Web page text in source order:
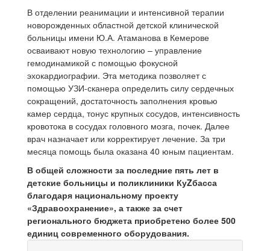
В отделении реанимации и интенсивной терапии
новорожденных областной детской клинической
больницы имени Ю.А. Атаманова в Кемерове
осваивают новую технологию – управление
гемодинамикой с помощью фокусной
эхокардиографии. Эта методика позволяет с
помощью УЗИ-сканера определить силу сердечных
сокращений, достаточность заполнения кровью
камер сердца, тонус крупных сосудов, интенсивность
кровотока в сосудах головного мозга, почек. Далее
врач назначает или корректирует лечение. За три
месяца помощь была оказана 40 юным пациентам.
В общей сложности за последние пять лет в
детские больницы и поликлиники КуZбасса
благодаря национальному проекту
«Здравоохранение», а также за счет
регионального бюджета приобретено более 500
единиц современного оборудования.